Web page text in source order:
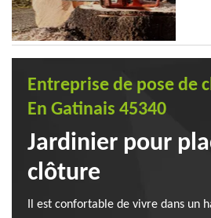
Entreprise de pose de
En Gatinais 45340
Jardinier pour
clôture
Il est confortable de vivre dans un